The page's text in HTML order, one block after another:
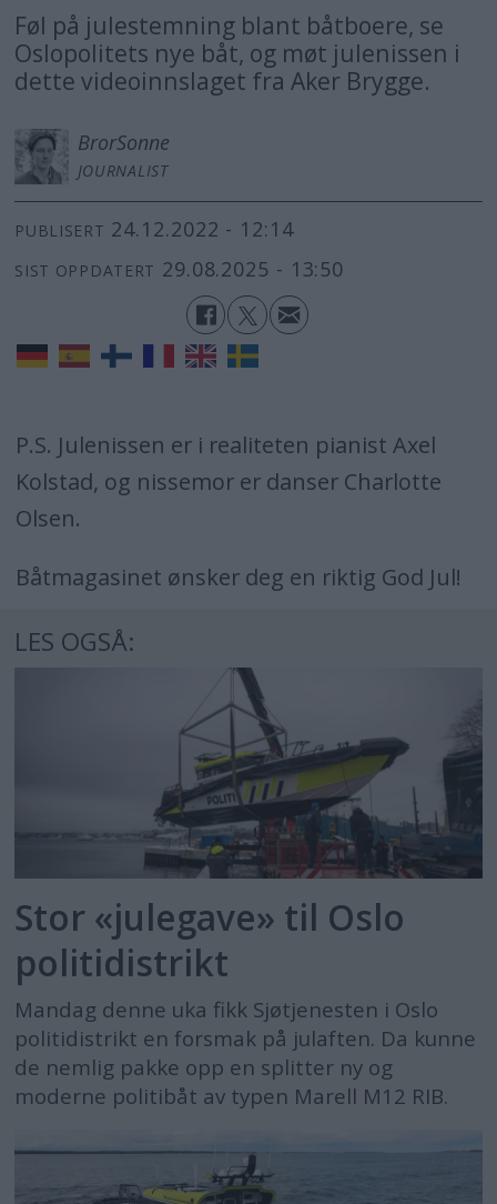
Føl på julestemning blant båtboere, se
Oslopolitets nye båt, og møt julenissen i
dette videoinnslaget fra Aker Brygge.
BrorSonne
JOURNALIST
PUBLISERT 24.12.2022 - 12:14
SIST OPPDATERT 29.08.2025 - 13:50
P.S. Julenissen er i realiteten pianist Axel
Kolstad, og nissemor er danser Charlotte
Olsen.
Båtmagasinet ønsker deg en riktig God Jul!
LES OGSÅ:
Stor «julegave» til Oslo
politidistrikt
Mandag denne uka fikk Sjøtjenesten i Oslo
politidistrikt en forsmak på julaften. Da kunne
de nemlig pakke opp en splitter ny og
moderne politibåt av typen Marell M12 RIB.